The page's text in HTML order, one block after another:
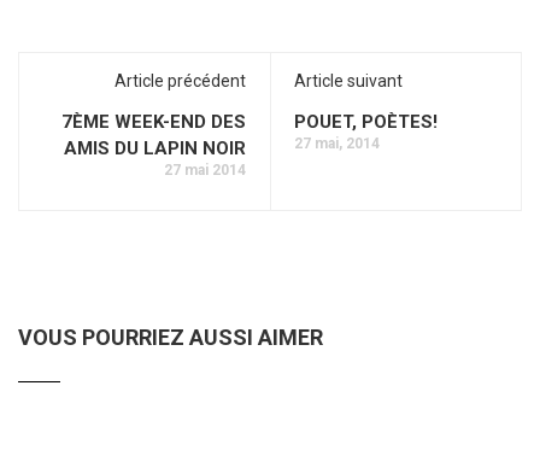
Article précédent
7ÈME WEEK-END DES
AMIS DU LAPIN NOIR
27 mai 2014
Article suivant
POUET, POÈTES!
27 mai, 2014
VOUS POURRIEZ AUSSI AIMER